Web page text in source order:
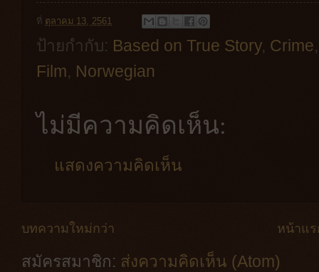
ที่ ตุลาคม 13, 2561
ป้ายกำกับ: Based on True Story, Crime
Film, Norwegian
ไม่มีความคิดเห็น:
แสดงความคิดเห็น
บทความใหม่กว่า หน้าแร
สมัครสมาชิก: ส่งความคิดเห็น (Atom)